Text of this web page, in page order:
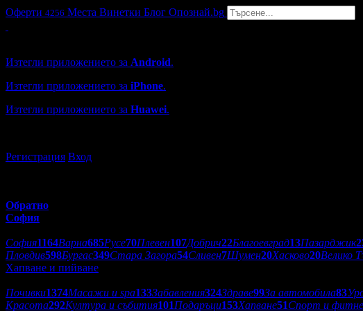
Оферти 4256 Места Винетки Блог Опознай.bg
Изтегли приложението за Android.
Изтегли приложението за iPhone.
Изтегли приложението за Huawei.
Регистрация Вход
Обратно
София
София1164Варна685Русе70Плевен107Добрич22Благоевград13Пазарджик
Пловдив598Бургас349Стара Загора54Сливен7Шумен20Хасково20Велико
Хапване и пийване
Почивки1374Масажи и spa133Забавления324Здраве99За автомобила83
Красота292Култура и събития101Подаръци153Хапване51Спорт и